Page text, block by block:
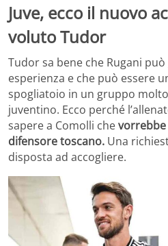
Juve, ecco il nuovo
voluto Tudor
Tudor sa bene che Rugani
esperienza e che può essere
spogliatoio in un gruppo
juventino. Ecco perché
sapere a Comolli che
difensore toscano. Una
disposta ad accogliere.